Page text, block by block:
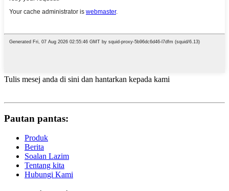
Tulis mesej anda di sini dan hantarkan kepada kami
Pautan pantas:
Produk
Berita
Soalan Lazim
Tentang kita
Hubungi Kami